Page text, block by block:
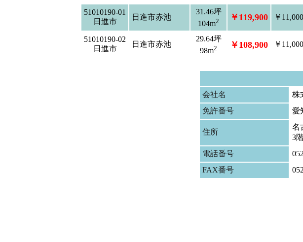
51010190-01
日進市
日進市赤池
31.46坪
104m2 ￥119,900 ￥11,000
51010190-02
日進市
日進市赤池
29.64坪
98m2 ￥108,900 ￥11,000
会社名
株
免許番号
愛
住所
名
3
電話番号
FAX番号